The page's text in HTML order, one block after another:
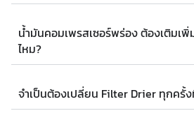
น้ำมันคอมเพรสเซอร์พร่อง ต้องเติมเพิ่
ไหม?
จำเป็นต้องเปลี่ยน Filter Drier ทุกครั้